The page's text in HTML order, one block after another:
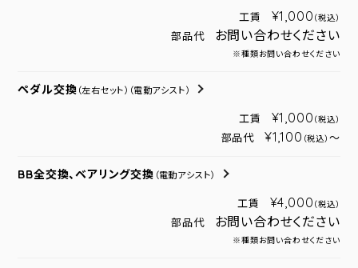
工賃 ¥1,000 （税込）
部品代 お問い合わせください
※種類お問い合わせください
ペダル交換 （左右セット） （電動アシスト）
工賃 ¥1,000 （税込）
部品代 ¥1,100 （税込） ～
BB全交換、ベアリング交換 （電動アシスト）
工賃 ¥4,000 （税込）
部品代 お問い合わせください
※種類お問い合わせください